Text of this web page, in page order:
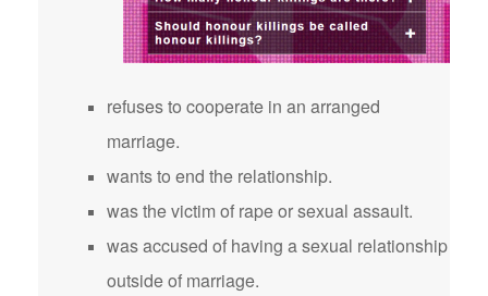
refuses to cooperate in an arranged
marriage.
wants to end the relationship.
was the victim of rape or sexual assault.
was accused of having a sexual relationship
outside of marriage.